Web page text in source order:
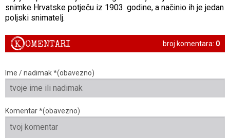
snimke Hrvatske potječu iz 1903. godine, a načinio ih je jedan
poljski snimatelj.
broj komentara: 0
KOMENTARI
Ime / nadimak *(obavezno)
Komentar *(obavezno)